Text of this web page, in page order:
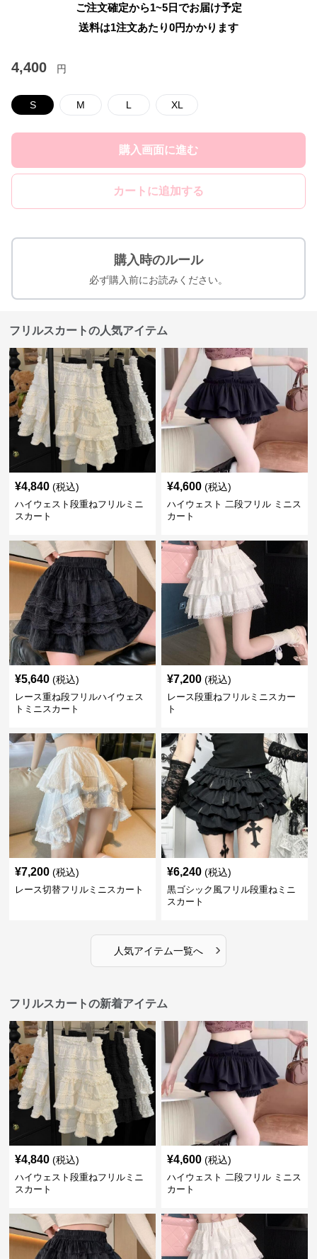
ご注文確定から1~5日でお届け予定
送料は1注文あたり0円かかります
4,400 円
S M L XL
購入画面に進む
カートに追加する
購入時のルール
必ず購入前にお読みください。
フリルスカートの人気アイテム
¥4,840 (税込)
ハイウェスト段重ねフリルミニ
スカート
¥4,600 (税込)
ハイウェスト 二段フリル ミニス
カート
¥5,640 (税込)
レース重ね段フリルハイウェス
トミニスカート
¥7,200 (税込)
レース段重ねフリルミニスカー
ト
¥7,200 (税込)
レース切替フリルミニスカート
¥6,240 (税込)
黒ゴシック風フリル段重ねミニ
スカート
人気アイテム一覧へ ›
フリルスカートの新着アイテム
¥4,840 (税込)
ハイウェスト段重ねフリルミニ
スカート
¥4,600 (税込)
ハイウェスト 二段フリル ミニス
カート